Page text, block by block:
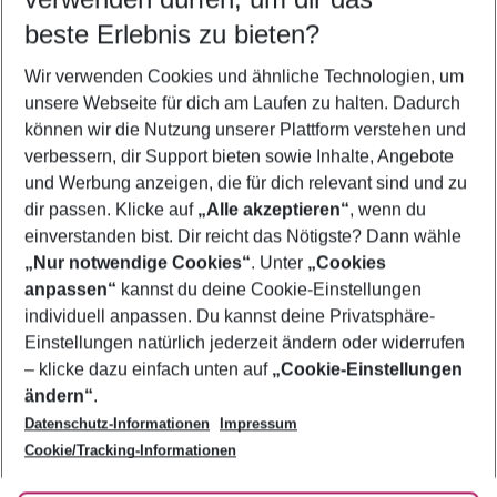
5-8 Nächte
2 Erwachsene Keine Kinder
Mehr Filter anzeigen
Footer
Footer navigation
Über uns
AGB
Bestpreisgarantie
Cookie-Einstellungen ändern
Cookie-Richtlinie
Agenturbetreuung
Barrierefreies Reisen
Folge uns
beste Erlebnis zu bieten?
Wir verwenden Cookies und ähnliche Technologien, um
unsere Webseite für dich am Laufen zu halten. Dadurch
können wir die Nutzung unserer Plattform verstehen und
verbessern, dir Support bieten sowie Inhalte, Angebote
und Werbung anzeigen, die für dich relevant sind und zu
dir passen. Klicke auf „Alle akzeptieren“, wenn du
einverstanden bist. Dir reicht das Nötigste? Dann wähle
„Nur notwendige Cookies“. Unter „Cookies
anpassen“ kannst du deine Cookie-Einstellungen
individuell anpassen. Du kannst deine Privatsphäre-
Einstellungen natürlich jederzeit ändern oder widerrufen
– klicke dazu einfach unten auf „Cookie-Einstellungen
ändern“.
Datenschutz-Informationen
Impressum
Cookie/Tracking-Informationen